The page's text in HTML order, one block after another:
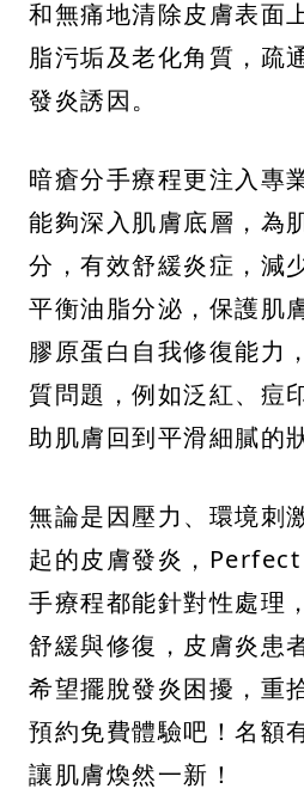
和無痛地清除皮膚表面
脂污垢及老化角質，疏
發炎誘因。
暗瘡分手療程更注入專
能夠深入肌膚底層，為
分，有效舒緩炎症，減
平衡油脂分泌，保護肌
膠原蛋白自我修復能力
質問題，例如泛紅、痘
助肌膚回到平滑細膩的
無論是因壓力、環境刺
起的皮膚發炎，
手療程都能針對性處理
舒緩與修復，皮膚炎患
希望擺脫發炎困擾，重
預約免費體驗吧！名額
讓肌膚煥然一新！